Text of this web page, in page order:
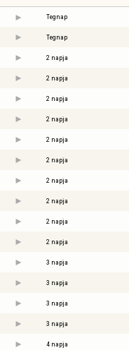
Tegnap
Tegnap
2 napja
2 napja
2 napja
2 napja
2 napja
2 napja
2 napja
2 napja
2 napja
2 napja
3 napja
3 napja
3 napja
3 napja
4 napja